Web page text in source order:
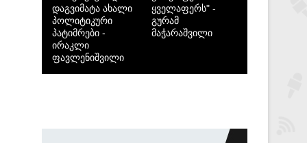
დაგვიმატა ახალი
პოლიტიკური
პატიმრები -
ირაკლი
ფავლენიშვილი
ყველაფერს" -
გურამ
მაჭარაშვილი